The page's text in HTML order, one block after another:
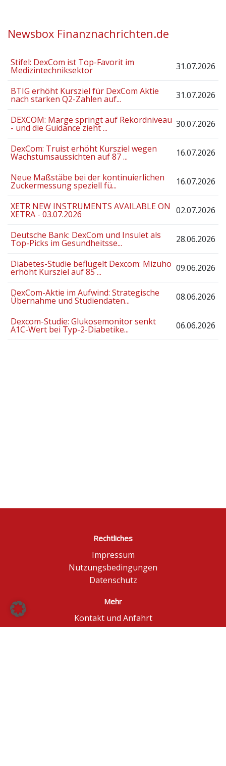
Newsbox Finanznachrichten.de
Stifel: DexCom ist Top-Favorit im
Medizintechniksektor 31.07.2026
BTIG erhöht Kursziel für DexCom Aktie
nach starken Q2-Zahlen auf... 31.07.2026
DEXCOM: Marge springt auf Rekordniveau
- und die Guidance zieht ... 30.07.2026
DexCom: Truist erhöht Kursziel wegen
Wachstumsaussichten auf 87 ... 16.07.2026
Neue Maßstäbe bei der kontinuierlichen
Zuckermessung speziell fü... 16.07.2026
XETR NEW INSTRUMENTS AVAILABLE ON
XETRA - 03.07.2026 02.07.2026
Deutsche Bank: DexCom und Insulet als
Top-Picks im Gesundheitsse... 28.06.2026
Diabetes-Studie beflügelt Dexcom: Mizuho
erhöht Kursziel auf 85 ... 09.06.2026
DexCom-Aktie im Aufwind: Strategische
Übernahme und Studiendaten... 08.06.2026
Dexcom-Studie: Glukosemonitor senkt
A1C-Wert bei Typ-2-Diabetike... 06.06.2026
Rechtliches
Impressum
Nutzungsbedingungen
Datenschutz
Mehr
Kontakt und Anfahrt
Börse Düsseldorf